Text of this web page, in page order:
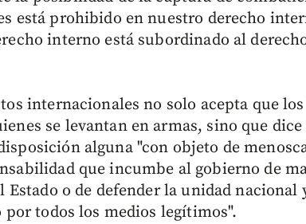
está prohibido en nuestro derecho
interno está subordinado al
internacionales no solo acepta que
se levantan en armas, sino que
alguna "con objeto de
que incumbe al gobierno de
Estado o de defender la unidad nacional
todos los medios legítimos".